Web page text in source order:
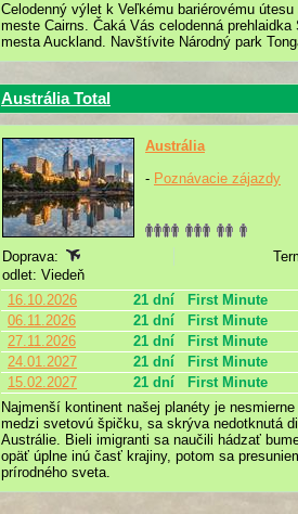
Celodenný výlet k Veľkému bariérovému
meste Cairns. Čaká Vás celodenná
mesta Auckland. Navštívite Národný park
Austrália Total
Austrália
- Poznávacie zájazdy
Doprava:
odlet: Viedeň
16.10.2026
21 dní First Minute
06.11.2026
21 dní First Minute
27.11.2026
21 dní First Minute
24.01.2027
21 dní First Minute
15.02.2027
21 dní First Minute
Najmenší kontinent našej planéty je
medzi svetovú špičku, sa skrýva nedotknutá
Austrálie. Bieli imigranti sa naučili hádzať
opäť úplne inú časť krajiny, potom sa
prírodného sveta.